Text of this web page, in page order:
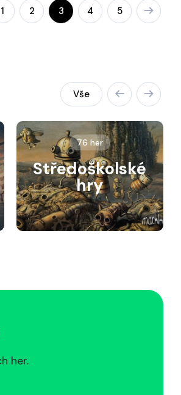
1 2 3 4 5
Vše
76 her
Středoškolské
hry
her.